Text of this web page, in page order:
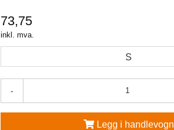
73,75
inkl. mva.
S
-
Legg i handlevogn